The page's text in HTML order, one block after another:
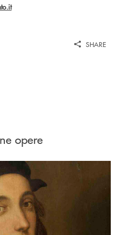
SHARE
opere